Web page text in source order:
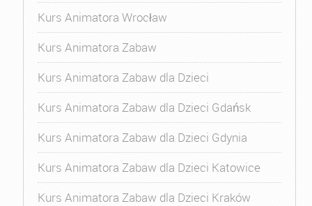
Kurs Animatora Wrocław
Kurs Animatora Zabaw
Kurs Animatora Zabaw dla Dzieci
Kurs Animatora Zabaw dla Dzieci Gdańsk
Kurs Animatora Zabaw dla Dzieci Gdynia
Kurs Animatora Zabaw dla Dzieci Katowice
Kurs Animatora Zabaw dla Dzieci Kraków